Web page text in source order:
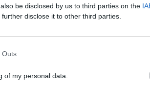
be disclosed by us to third parties on the
disclose it to other third parties.
Outs
of my personal data.
du matériel
influencée par leur
la box la nuit, on limite la
et à éviter une